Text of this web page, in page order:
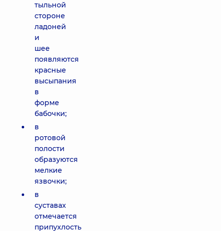
тыльной
стороне
ладоней
и
шее
появляются
красные
высыпания
в
форме
бабочки;
в
ротовой
полости
образуются
мелкие
язвочки;
в
суставах
отмечается
припухлость